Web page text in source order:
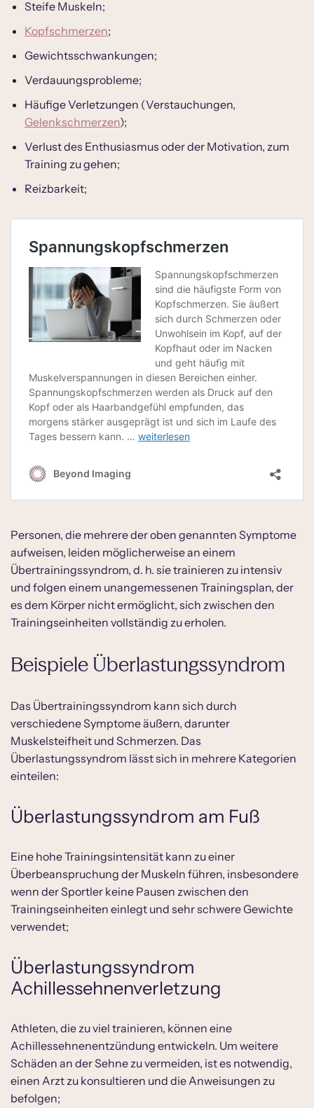
Steife Muskeln;
Kopfschmerzen;
Gewichtsschwankungen;
Verdauungsprobleme;
Häufige Verletzungen (Verstauchungen,
Gelenkschmerzen);
Verlust des Enthusiasmus oder der Motivation, zum
Training zu gehen;
Reizbarkeit;
Personen, die mehrere der oben genannten Symptome
aufweisen, leiden möglicherweise an einem
Übertrainingssyndrom, d. h. sie trainieren zu intensiv
und folgen einem unangemessenen Trainingsplan, der
es dem Körper nicht ermöglicht, sich zwischen den
Trainingseinheiten vollständig zu erholen.
Beispiele Überlastungssyndrom
Das Übertrainingssyndrom kann sich durch
verschiedene Symptome äußern, darunter
Muskelsteifheit und Schmerzen. Das
Überlastungssyndrom lässt sich in mehrere Kategorien
einteilen:
Überlastungssyndrom am Fuß
Eine hohe Trainingsintensität kann zu einer
Überbeanspruchung der Muskeln führen, insbesondere
wenn der Sportler keine Pausen zwischen den
Trainingseinheiten einlegt und sehr schwere Gewichte
verwendet;
Überlastungssyndrom
Achillessehnenverletzung
Athleten, die zu viel trainieren, können eine
Achillessehnenentzündung entwickeln. Um weitere
Schäden an der Sehne zu vermeiden, ist es notwendig,
einen Arzt zu konsultieren und die Anweisungen zu
befolgen;